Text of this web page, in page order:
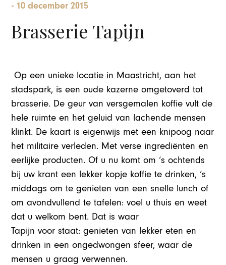
- 10 december 2015
Brasserie Tapijn
Op een unieke locatie in Maastricht, aan het
stadspark, is een oude kazerne omgetoverd tot
brasserie. De geur van versgemalen koffie vult de
hele ruimte en het geluid van lachende mensen
klinkt. De kaart is eigenwijs met een knipoog naar
het militaire verleden. Met verse ingrediënten en
eerlijke producten. Of u nu komt om ‘s ochtends
bij uw krant een lekker kopje koffie te drinken, ‘s
middags om te genieten van een snelle lunch of
om avondvullend te tafelen: voel u thuis en weet
dat u welkom bent. Dat is waar
Tapijn voor staat: genieten van lekker eten en
drinken in een ongedwongen sfeer, waar de
mensen u graag verwennen.